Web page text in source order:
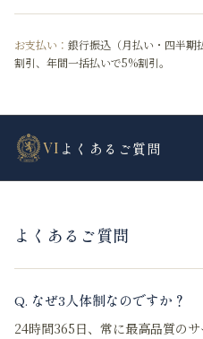
お支払い： 銀行振込（月払い・四半期
割引、年間一括払いで5%割引。
VI よくあるご質問
よくあるご質問
Q. なぜ3人体制なのですか？
24時間365日、常に最高品質の